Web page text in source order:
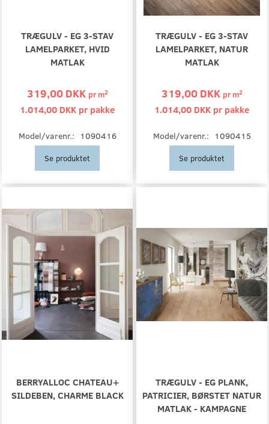
TRÆGULV - EG 3-STAV
LAMELPARKET, HVID
MATLAK
319,00 DKK prm2
1.014,00 DKK pr pakke
Model/varenr.: 1090416
Se produktet
TRÆGULV - EG 3-STAV
LAMELPARKET, NATUR
MATLAK
319,00 DKK prm2
1.014,00 DKK pr pakke
Model/varenr.: 1090415
Se produktet
BERRYALLOC CHATEAU+
SILDEBEN, CHARME BLACK
TRÆGULV - EG PLANK,
PATRICIER, BØRSTET NATUR
MATLAK - KAMPAGNE